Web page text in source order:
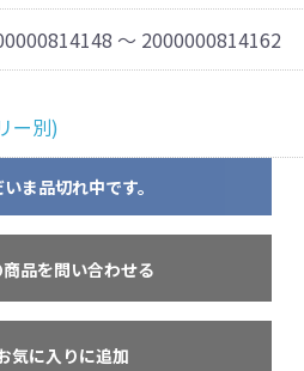
～ 2000000814162
ー別)
ま品切れ中です。
商品を問い合わせる
気に入りに追加